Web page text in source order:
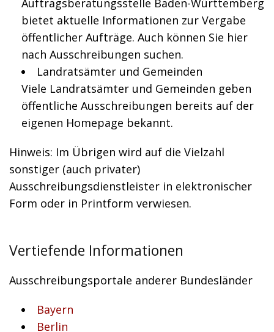
Auftragsberatungsstelle Baden-Württemberg
bietet aktuelle Informationen zur Vergabe
öffentlicher Aufträge. Auch können Sie hier
nach Ausschreibungen suchen.
Landratsämter und Gemeinden
Viele Landratsämter und Gemeinden geben
öffentliche Ausschreibungen bereits auf der
eigenen Homepage bekannt.
Hinweis: Im Übrigen wird auf die Vielzahl
sonstiger (auch privater)
Ausschreibungsdienstleister in elektronischer
Form oder in Printform verwiesen.
Vertiefende Informationen
Ausschreibungsportale anderer Bundesländer
Bayern
Berlin